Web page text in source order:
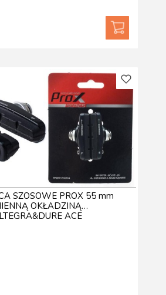
SZOSOWE PROX 55 mm
OKŁADZINĄ
ACE